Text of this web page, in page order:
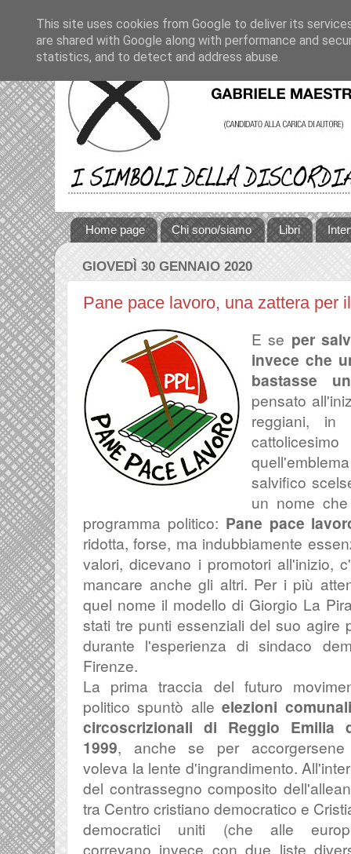
Home page Chi sono/siamo Libri
GIOVEDÌ 30 GENNAIO 2020
Pane pace lavoro, una zattera per
E se per
invece che
bastasse
pensato
reggiani, in
salvifico
un nome
programma politico: Pane pace
ridotta, forse, ma indubbiamente
valori, dicevano i promotori all'inizio,
mancare anche gli altri. Per i più
quel nome il modello di Giorgio La
stati tre punti essenziali del suo agire
durante l'esperienza di sindaco
Firenze.
La prima traccia del futuro
politico spuntò alleelezioni
circoscrizionali di Reggio Emilia
1999, anche se per
voleva la lente d'ingrandimento.
del contrassegno composito
tra Centro cristiano democratico e
democratici uniti (che alle
correvano invece con due liste
This site uses cookies from Google to deliver its
are shared with Google along with performance and
statistics, and to detect and address abuse.